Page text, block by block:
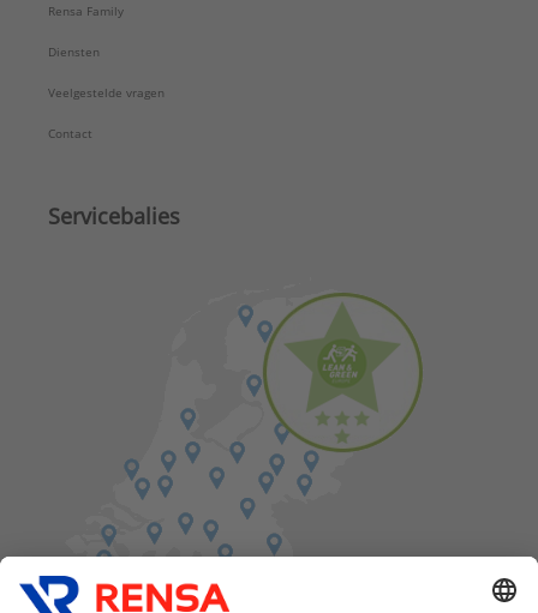
Rensa Family
Diensten
Veelgestelde vragen
Contact
Servicebalies